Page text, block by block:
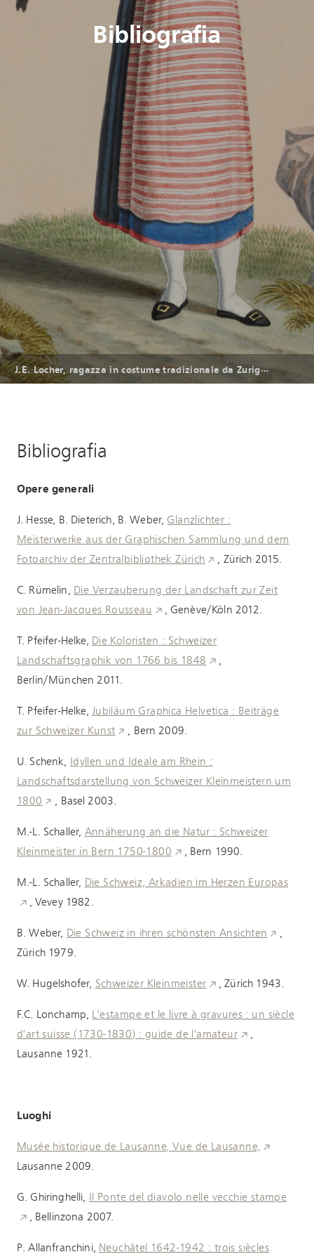
J
.E. Locher, ragazza in costume tradizionale da Zurigo, acquatinta e acquaforte colorata, ca. 1825 - 1830
Bibliografia
Bibliografia
Opere generali
J. Hesse, B. Dieterich, B. Weber, Glanzlichter :
Meisterwerke aus der Graphischen Sammlung und dem
Fotoarchiv der Zentralbibliothek Zürich
, Zürich 2015.
C. Rümelin, Die Verzauberung der Landschaft zur Zeit
von Jean-Jacques Rousseau
, Genève/Köln 2012.
T. Pfeifer-Helke, Die Koloristen : Schweizer
Landschaftsgraphik von 1766 bis 1848
,
Berlin/München 2011.
T. Pfeifer-Helke, Jubiläum Graphica Helvetica : Beiträge
zur Schweizer Kunst
, Bern 2009.
U. Schenk, Idyllen und Ideale am Rhein :
Landschaftsdarstellung von Schweizer Kleinmeistern um
1800
, Basel 2003.
M.-L. Schaller, Annäherung an die Natur : Schweizer
Kleinmeister in Bern 1750-1800
, Bern 1990.
M.-L. Schaller, Die Schweiz, Arkadien im Herzen Europas
, Vevey 1982.
B. Weber, Die Schweiz in ihren schönsten Ansichten
,
Zürich 1979.
W. Hugelshofer, Schweizer Kleinmeister , Zürich 1943.
F.C. Lonchamp, L'estampe et le livre à gravures : un siècle
d'art suisse (1730-1830) : guide de l'amateur
,
Lausanne 1921.
Luoghi
Musée historique de Lausanne, Vue de Lausanne,
Lausanne 2009.
G. Ghiringhelli, Il Ponte del diavolo nelle vecchie stampe
, Bellinzona 2007.
P. Allanfranchini, Neuchâtel 1642-1942 : trois siècles